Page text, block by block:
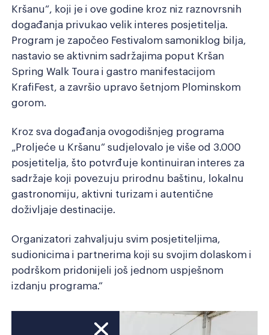
Kršanu“, koji je i ove godine kroz niz raznovrsnih
događanja privukao velik interes posjetitelja.
Program je započeo Festivalom samoniklog bilja,
nastavio se aktivnim sadržajima poput Kršan
Spring Walk Toura i gastro manifestacijom
KrafiFest, a završio upravo šetnjom Plominskom
gorom.
Kroz sva događanja ovogodišnjeg programa
„Proljeće u Kršanu“ sudjelovalo je više od 3.000
posjetitelja, što potvrđuje kontinuiran interes za
sadržaje koji povezuju prirodnu baštinu, lokalnu
gastronomiju, aktivni turizam i autentične
doživljaje destinacije.
Organizatori zahvaljuju svim posjetiteljima,
sudionicima i partnerima koji su svojim dolaskom i
podrškom pridonijeli još jednom uspješnom
izdanju programa.“